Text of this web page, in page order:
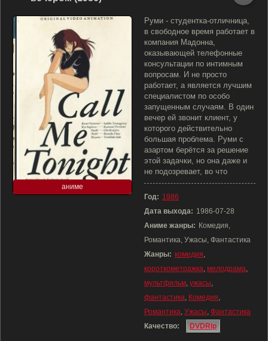
аниме
Руми - студентка-отличница,
в свободное время работает в
компания Мадонна,
оказывающей телефонные
консультации по интимным
вопросам. И не просто
работает, а является лучшим
специалистом по особо
запущенным случаям. В один
вечер ей звонит клиент, у
которого действительно
большая проблема. Руми с
азартом берётся за решение
этой задачки, но она даже и
не подозревает, во что
Год: 1986
Дата выхода: 1986-07-28
Аниме жанры: Комедия,
Романтика, Ужасы, Фантастика
Жанры: комедия,
короткометражка, мелодрама,
мультфильм, ужасы,
фантастика, Комедия,
Романтика, Ужасы, Фантастика
Качество:
DVDRip